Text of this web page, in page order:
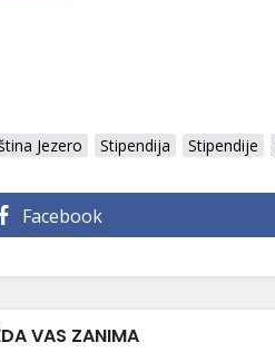
Jezero Stipendija Stipendije
Facebook
VAS ZANIMA